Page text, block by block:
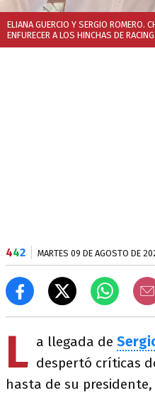
ELIANA GUERCIO Y SERGIO ROMERO.
ENFURECER A LOS HINCHAS DE RACING.
442 MARTES 09 DE AGOSTO DE
L a llegada de
despertó críticas
hasta de su presidente,